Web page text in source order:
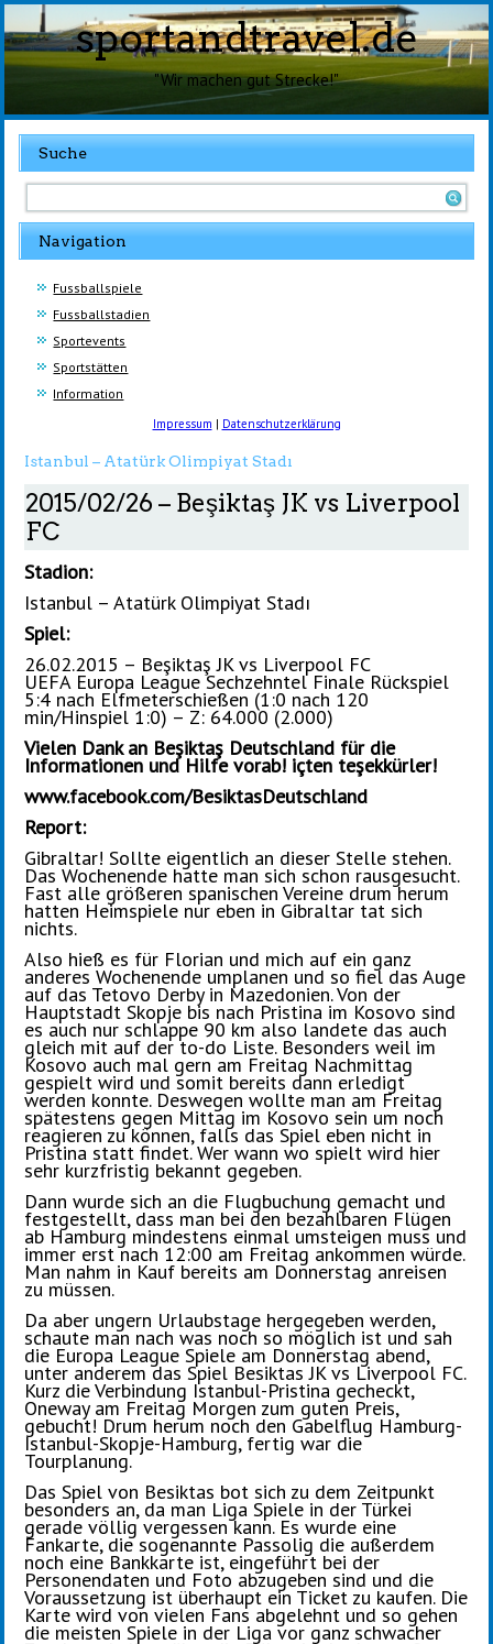
sportandtravel.de
"Wir machen gut Strecke!"
Suche
Navigation
Fussballspiele
Fussballstadien
Sportevents
Sportstätten
Information
Impressum | Datenschutzerklärung
Istanbul – Atatürk Olimpiyat Stadı
2015/02/26 – Beşiktaş JK vs Liverpool
FC
Stadion:
Istanbul – Atatürk Olimpiyat Stadı
Spiel:
26.02.2015 – Beşiktaş JK vs Liverpool FC
UEFA Europa League Sechzehntel Finale Rückspiel
5:4 nach Elfmeterschießen (1:0 nach 120
min/Hinspiel 1:0) – Z: 64.000 (2.000)
Vielen Dank an Beşiktaş Deutschland für die
Informationen und Hilfe vorab! içten teşekkürler!
www.facebook.com/BesiktasDeutschland
Report:
Gibraltar! Sollte eigentlich an dieser Stelle stehen.
Das Wochenende hatte man sich schon rausgesucht.
Fast alle größeren spanischen Vereine drum herum
hatten Heimspiele nur eben in Gibraltar tat sich
nichts.
Also hieß es für Florian und mich auf ein ganz
anderes Wochenende umplanen und so fiel das Auge
auf das Tetovo Derby in Mazedonien. Von der
Hauptstadt Skopje bis nach Pristina im Kosovo sind
es auch nur schlappe 90 km also landete das auch
gleich mit auf der to-do Liste. Besonders weil im
Kosovo auch mal gern am Freitag Nachmittag
gespielt wird und somit bereits dann erledigt
werden konnte. Deswegen wollte man am Freitag
spätestens gegen Mittag im Kosovo sein um noch
reagieren zu können, falls das Spiel eben nicht in
Pristina statt findet. Wer wann wo spielt wird hier
sehr kurzfristig bekannt gegeben.
Dann wurde sich an die Flugbuchung gemacht und
festgestellt, dass man bei den bezahlbaren Flügen
ab Hamburg mindestens einmal umsteigen muss und
immer erst nach 12:00 am Freitag ankommen würde.
Man nahm in Kauf bereits am Donnerstag anreisen
zu müssen.
Da aber ungern Urlaubstage hergegeben werden,
schaute man nach was noch so möglich ist und sah
die Europa League Spiele am Donnerstag abend,
unter anderem das Spiel Besiktas JK vs Liverpool FC.
Kurz die Verbindung Istanbul-Pristina gecheckt,
Oneway am Freitag Morgen zum guten Preis,
gebucht! Drum herum noch den Gabelflug Hamburg-
Istanbul-Skopje-Hamburg, fertig war die
Tourplanung.
Das Spiel von Besiktas bot sich zu dem Zeitpunkt
besonders an, da man Liga Spiele in der Türkei
gerade völlig vergessen kann. Es wurde eine
Fankarte, die sogenannte Passolig die außerdem
noch eine Bankkarte ist, eingeführt bei der
Personendaten und Foto abzugeben sind und die
Voraussetzung ist überhaupt ein Ticket zu kaufen. Die
Karte wird von vielen Fans abgelehnt und so gehen
die meisten Spiele in der Liga vor ganz schwacher